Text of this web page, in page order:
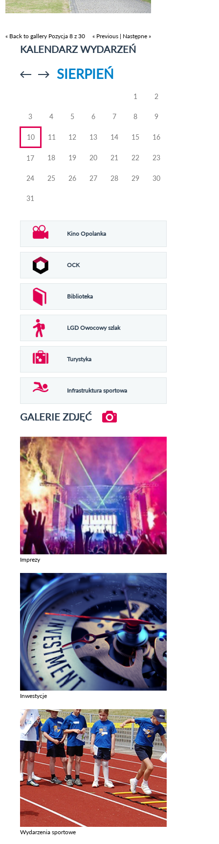
« Back to gallery Pozycja 8 z 30 « Previous | Następne »
KALENDARZ WYDARZEŃ
Przejdź doPrzejdź do
SIERPIEŃ
1 2
3 4 5 6 7 8 9
10 11 12 13 14 15 16
17 18 19 20 21 22 23
24 25 26 27 28 29 30
31
Kino Opolanka
OCK
Biblioteka
LGD Owocowy szlak
Turystyka
Infrastruktura sportowa
GALERIE ZDJĘĆ
Imprezy
Inwestycje
Wydarzenia sportowe